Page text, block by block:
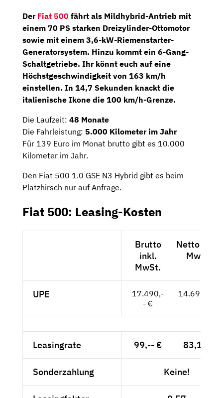
Der Fiat 500 fährt als Mildhybrid-Antrieb mit
einem 70 PS starken Dreizylinder-Ottomotor
sowie mit einem 3,6-kW-Riemenstarter-
Generatorsystem. Hinzu kommt ein 6-Gang-
Schaltgetriebe. Ihr könnt euch auf eine
Höchstgeschwindigkeit von 163 km/h
einstellen. In 14,7 Sekunden knackt die
italienische Ikone die 100 km/h-Grenze.
Die Laufzeit: 48 Monate
Die Fahrleistung: 5.000 Kilometer im Jahr
Für 139 Euro im Monat brutto gibt es 10.000
Kilometer im Jahr.
Den Fiat 500 1.0 GSE N3 Hybrid gibt es beim
Platzhirsch nur auf Anfrage.
Fiat 500: Leasing-Kosten
Brutto
inkl.
MwSt.
Netto exkl.
MwSt.
UPE
17.490,-
- €
14.697,-- €
Leasingrate 99,-- € 83,19 €
Sonderzahlung Keine!